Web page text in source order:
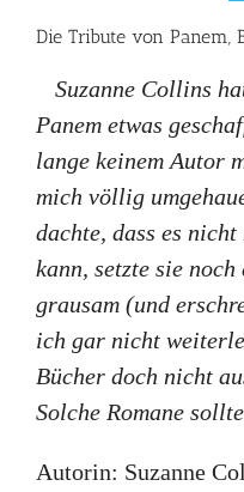
Die Tribute von Panem,
Suzanne Collins
Panem etwas
lange keinem Autor
mich völlig
dachte, dass es
kann, setzte sie
grausam (und
ich gar nicht
Bücher doch nicht
Solche Romane
Autorin: Suzanne